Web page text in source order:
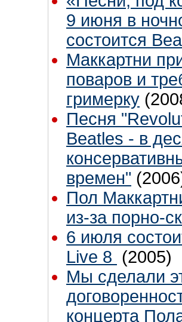
9 июня в
состоится
Маккартни
поваров и
гримерку
Песня
Beatles - в
времен"
Пол
из-за порно-
6 июля
Live 8 (2005)
Мы сделали
концерта